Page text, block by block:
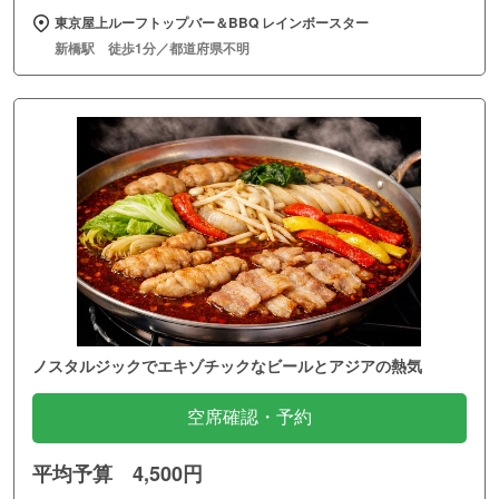
東京屋上ルーフトップバー＆BBQ レインボースター
新橋駅 徒歩1分／都道府県不明
ノスタルジックでエキゾチックなビールとアジアの熱気
空席確認・予約
平均予算 4,500円